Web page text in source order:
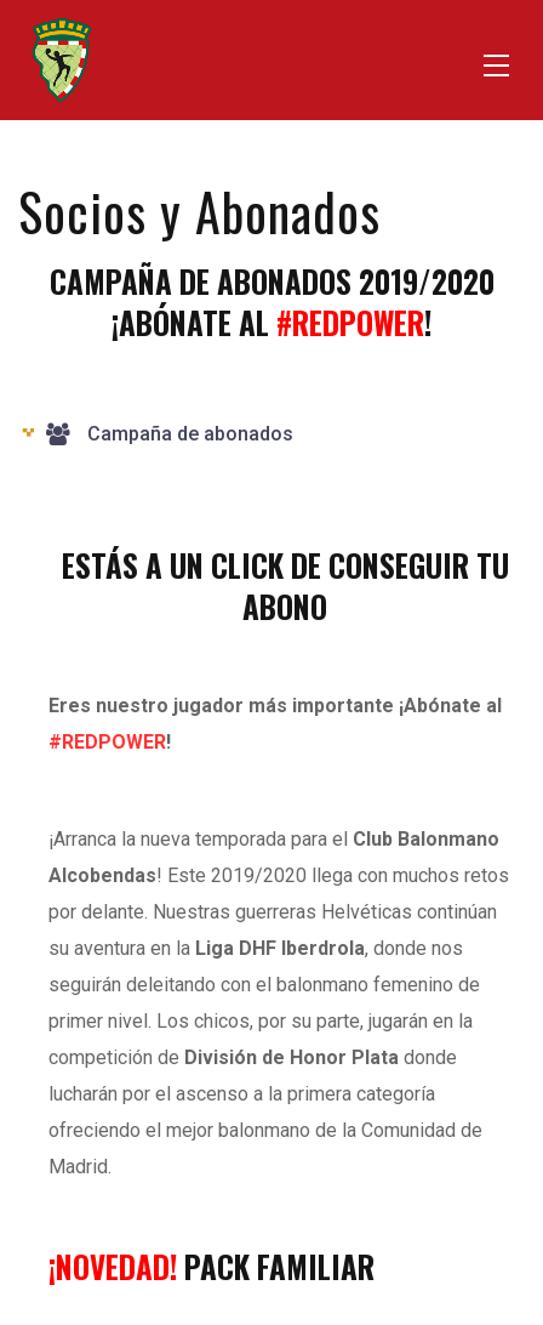
Socios y Abonados
CAMPAÑA DE ABONADOS 2019/2020
¡ABÓNATE AL #REDPOWER!
Campaña de abonados
ESTÁS A UN CLICK DE CONSEGUIR TU
ABONO
Eres nuestro jugador más importante ¡Abónate al
#REDPOWER!
¡Arranca la nueva temporada para el Club Balonmano
Alcobendas! Este 2019/2020 llega con muchos retos
por delante. Nuestras guerreras Helvéticas continúan
su aventura en la Liga DHF Iberdrola, donde nos
seguirán deleitando con el balonmano femenino de
primer nivel. Los chicos, por su parte, jugarán en la
competición de División de Honor Plata donde
lucharán por el ascenso a la primera categoría
ofreciendo el mejor balonmano de la Comunidad de
Madrid.
¡NOVEDAD!PACK FAMILIAR